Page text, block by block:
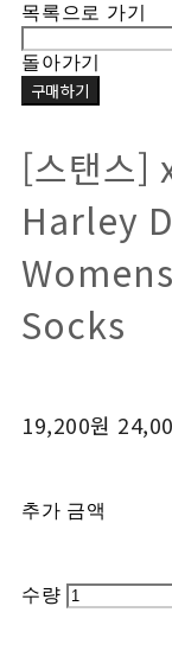
목록으로 가기
돌아가기
구매하기
[스탠스]
Harley
Socks
19,200원
추가 금액
수량